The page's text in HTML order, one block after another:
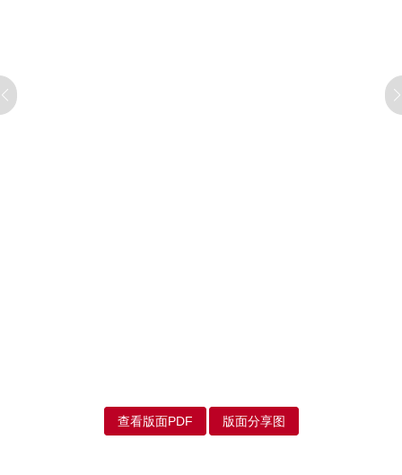
查看版面PDF 版面分享图